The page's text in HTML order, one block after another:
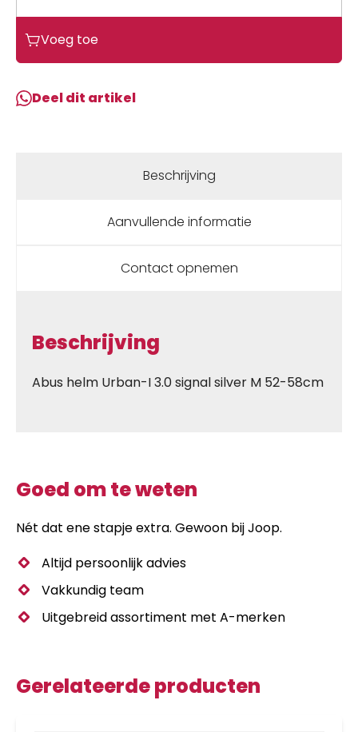
Voeg toe
Deel dit artikel
Beschrijving
Aanvullende informatie
Contact opnemen
Beschrijving
Abus helm Urban-I 3.0 signal silver M 52-58cm
Goed om te weten
Nét dat ene stapje extra. Gewoon bij Joop.
Altijd persoonlijk advies
Vakkundig team
Uitgebreid assortiment met A-merken
Gerelateerde producten